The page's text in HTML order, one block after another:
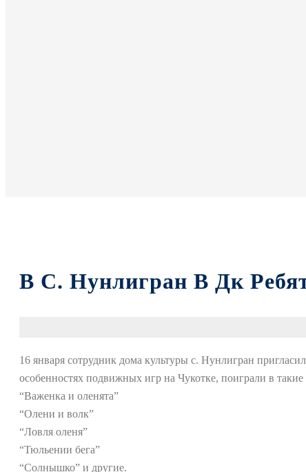
В С. Нунлигран В Дк
16 января сотрудник дома культуры с. Нунлигран
особенностях подвижных игр на Чукотке, поиграли в
“Важенка и оленята”
“Олени и волк”
“Ловля оленя”
“Тюльении бега”
“Солнышко” и другие.